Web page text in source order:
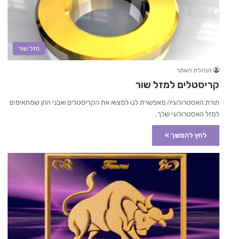
מזל שור
הנהלת האתר
קריסטלים למזל שור
תורת האסטרולוגיה מאפשרת לנו למצוא את הקריסטלים ואבני החן שמתאימים
למזל האסטרולוגי שלך.
לחץ להמשך »